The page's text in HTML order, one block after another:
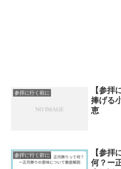
参拝に行く前に
【参拝
捧げる
恵
参拝に行く前に
【参拝
何？ー